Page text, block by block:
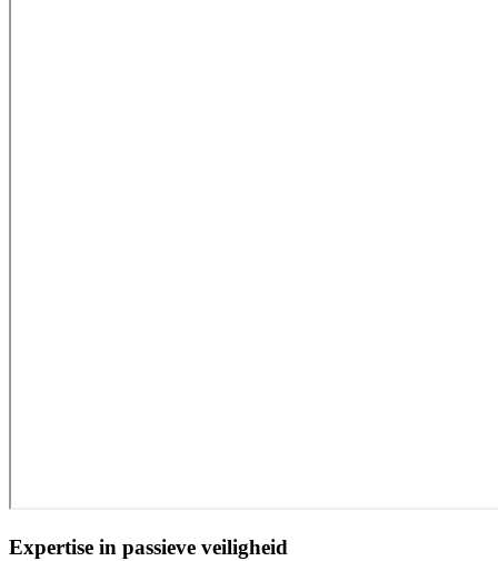
Expertise in passieve veiligheid